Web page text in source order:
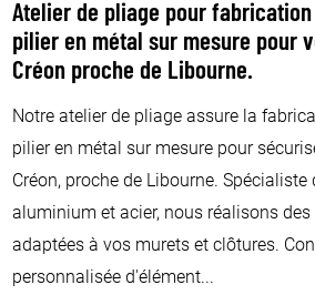
Atelier de pliage pour fabrication
pilier en métal sur mesure pour
Créon proche de Libourne.
Notre atelier de pliage assure la
pilier en métal sur mesure pour
Créon, proche de Libourne.
aluminium et acier, nous réalisons
adaptées à vos murets et clôtures.
personnalisée d'élément...